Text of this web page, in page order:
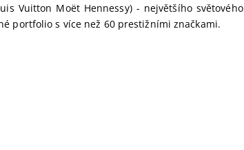
Vuitton Moët Hennessy) - největšího světového
portfolio s více než 60 prestižními značkami.